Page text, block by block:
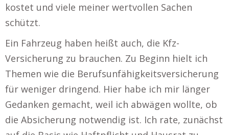
kostet und viele meiner wertvollen Sachen
schützt.
Ein Fahrzeug haben heißt auch, die Kfz-
Versicherung zu brauchen. Zu Beginn hielt ich
Themen wie die Berufsunfähigkeitsversicherung
für weniger dringend. Hier habe ich mir länger
Gedanken gemacht, weil ich abwägen wollte, ob
die Absicherung notwendig ist. Ich rate, zunächst